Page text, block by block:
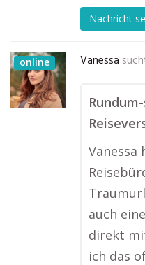
Nachricht
online Vanessa
Vanessa
auch
direkt
ich das